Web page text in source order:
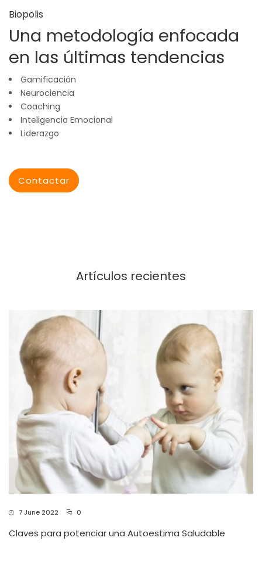
Biopolis
Una metodología enfocada
en las últimas tendencias
Gamificación
Neurociencia
Coaching
Inteligencia Emocional
Liderazgo
Contactar
Artículos recientes
7 June 2022 0
Claves para potenciar una Autoestima Saludable